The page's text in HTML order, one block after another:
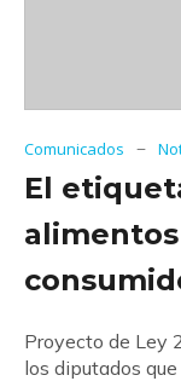
Comunicados –
El
Proyecto de Ley
los diputados